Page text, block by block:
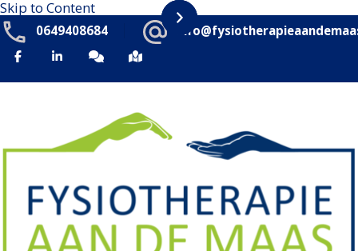
Skip to Content
0649408684
Fysiotherapie Aan de Maas
We gaan verder dan lichamelijke gezondheid